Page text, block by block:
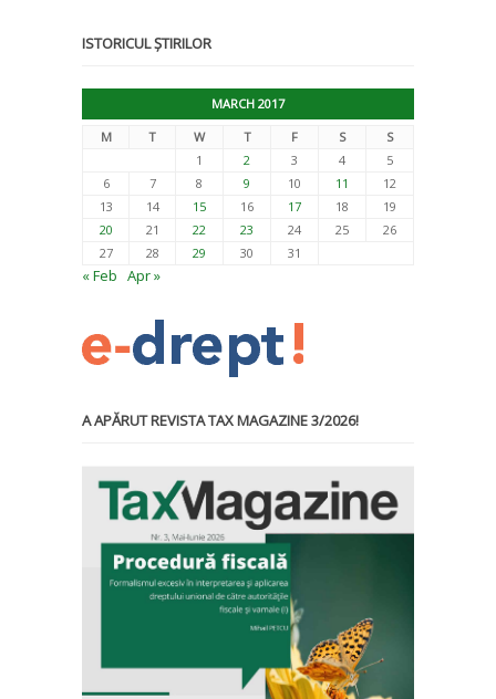
ISTORICUL ȘTIRILOR
MARCH 2017
M
T W T F S
S
1
2 3 4
5
6
7 8 9 10 11
12
13
14 15 16 17 18
19
20
21 22 23 24 25
26
27
28 29 30 31
« Feb Apr »
A APĂRUT REVISTA TAX MAGAZINE 3/2026!